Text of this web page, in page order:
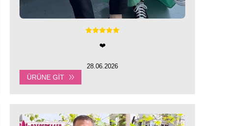
❤️
28.06.2026
ÜRÜNE GIT